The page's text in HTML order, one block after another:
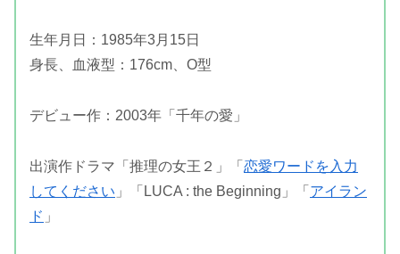
生年月日：1985年3月15日
身長、血液型：176cm、O型
デビュー作：2003年「千年の愛」
出演作ドラマ「推理の女王２」「 恋愛ワードを入力
してください 」「LUCA : the Beginning」「 アイラン
ド 」